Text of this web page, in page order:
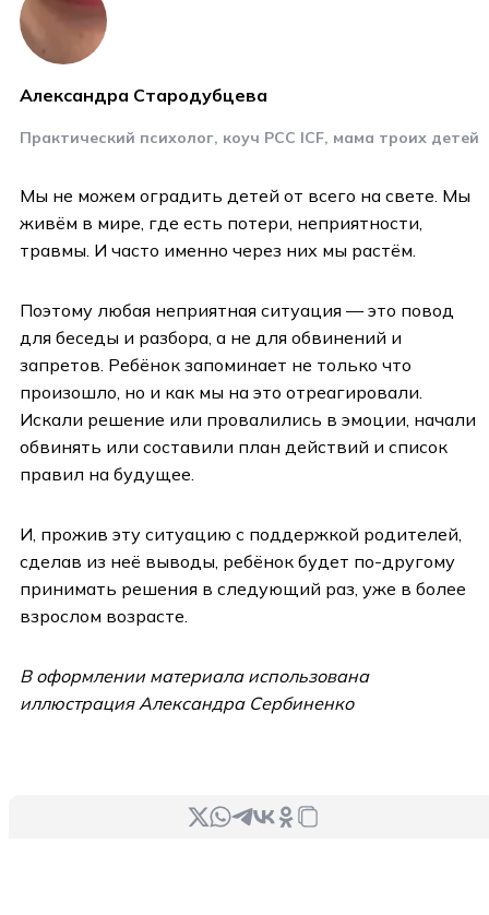
Александра Стародубцева
Практический психолог, коуч РСС ICF, мама троих детей
Мы не можем оградить детей от всего на свете. Мы
живём в мире, где есть потери, неприятности,
травмы. И часто именно через них мы растём.
Поэтому любая неприятная ситуация — это повод
для беседы и разбора, а не для обвинений и
запретов. Ребёнок запоминает не только что
произошло, но и как мы на это отреагировали.
Искали решение или провалились в эмоции, начали
обвинять или составили план действий и список
правил на будущее.
И, прожив эту ситуацию с поддержкой родителей,
сделав из неё выводы, ребёнок будет по-другому
принимать решения в следующий раз, уже в более
взрослом возрасте.
В оформлении материала использована
иллюстрация Александра Сербиненко